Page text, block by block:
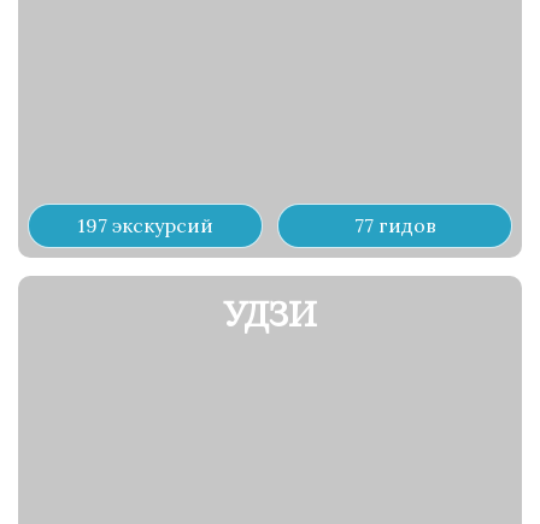
197 экскурсий 77 гидов
УДЗИ